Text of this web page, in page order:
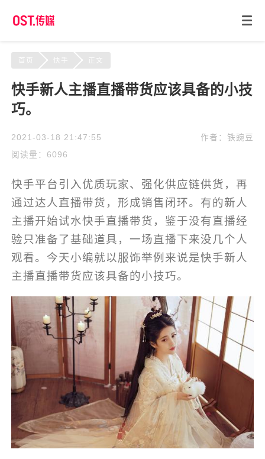
首页 快手 正文
快手新人主播直播带货应该具备的小技
巧。
2021-03-18 21:47:55
阅读量：6096
作者：铁豌豆
快手平台引入优质玩家、强化供应链供货，再
通过达人直播带货，形成销售闭环。有的新人
主播开始试水快手直播带货，鉴于没有直播经
验只准备了基础道具，一场直播下来没几个人
观看。今天小编就以服饰举例来说是快手新人
主播直播带货应该具备的小技巧。